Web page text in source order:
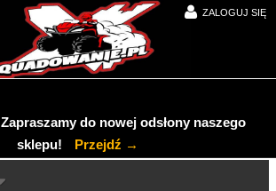
ZALOGUJ SIĘ
Zapraszamy do nowej odsłony naszego
sklepu!
Przejdź →